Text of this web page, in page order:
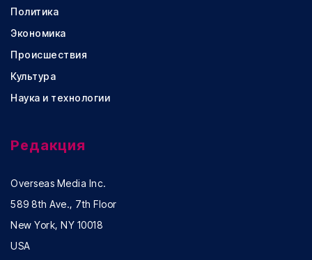
Политика
Экономика
Происшествия
Культура
Наука и технологии
Редакция
Overseas Media Inc.
589 8th Ave., 7th Floor
New York, NY 10018
USA